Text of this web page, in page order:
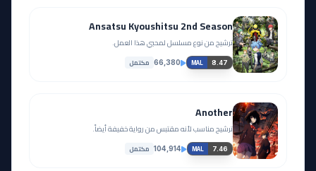
Ansatsu Kyoushitsu 2nd Season
ترشيح من نوع مسلسل لمحبي هذا العمل.
MAL 8.47
66,380 مكتمل
Another
ترشيح مناسب لأنه مقتبس من رواية خفيفة أيضاً.
MAL 7.46
104,914 مكتمل